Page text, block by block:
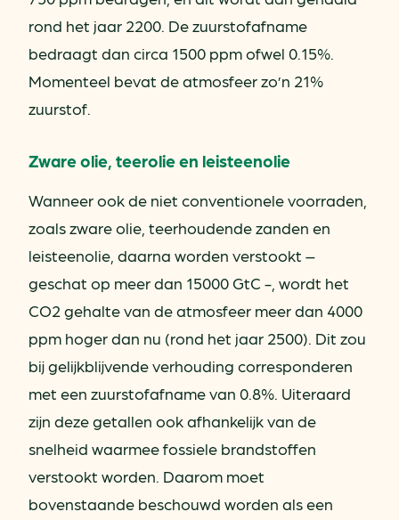
rond het jaar 2200. De zuurstofafname
bedraagt dan circa 1500 ppm ofwel 0.15%.
Momenteel bevat de atmosfeer zo’n 21%
zuurstof.
Zware olie, teerolie en leisteenolie
Wanneer ook de niet conventionele voorraden,
zoals zware olie, teerhoudende zanden en
leisteenolie, daarna worden verstookt –
geschat op meer dan 15000 GtC -, wordt het
CO2 gehalte van de atmosfeer meer dan 4000
ppm hoger dan nu (rond het jaar 2500). Dit zou
bij gelijkblijvende verhouding corresponderen
met een zuurstofafname van 0.8%. Uiteraard
zijn deze getallen ook afhankelijk van de
snelheid waarmee fossiele brandstoffen
verstookt worden. Daarom moet
bovenstaande beschouwd worden als een